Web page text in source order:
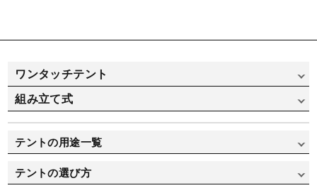
ワンタッチテント
かんたんてんと（スチール&アルミ骨フレーム）
かんたんてんと（オールアルミ骨フレーム）
かんたんてんと 横幕
ミスタークイックテント（スチール&アルミ骨フレーム）
組み立て式
組み立て式パイプテント
組み立て式パイプテント（横幕一覧）
テントの用途一覧
イベント用途で選ぶ
テントの選び方